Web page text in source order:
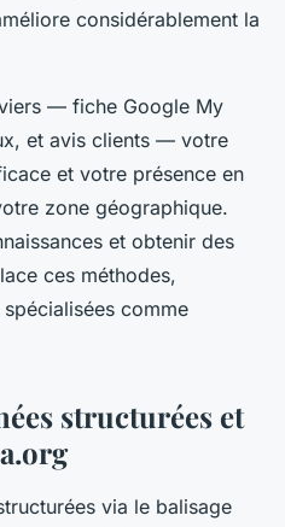
considérablement la
— fiche Google My
et avis clients — votre
et votre présence en
zone géographique.
et obtenir des
ces méthodes,
comme
structurées et
via le balisage